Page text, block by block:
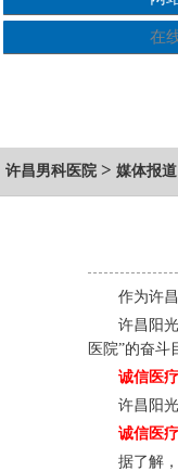
在
许昌男科医院 > 媒体报道
作为许
许昌阳
医院”的奋
诚信医
许昌阳
诚信医
据了解